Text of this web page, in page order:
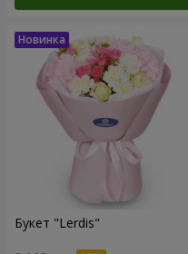
Букет "Lerdis"